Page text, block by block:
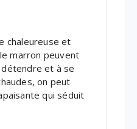
chaleureuse et
marron peuvent
et à se
on peut
qui séduit